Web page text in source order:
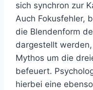
sich synchron zur
Auch Fokusfehler,
die Blendenform
dargestellt
Mythos um die
befeuert.
hierbei eine